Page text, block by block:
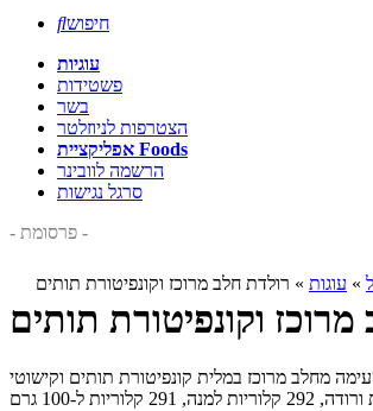
חיפוש
עוגיות
פשטידות
בשר
הצטרפות לניוזלטר
אפליקציית Foods
הרשמה לוובינר
סרגל נגישות
- פרסומת -
» עוגות » רולדת חלב מרוכז וקונפיטורת תותים
וקונפיטורת תותים
מחלב מרוכז במלית קונפיטורת תותים וקישוטי
למנה, 291 קלוריות ל-100 גרם